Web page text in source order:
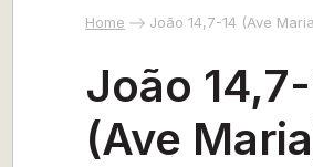
Home João 14,7-14 (Ave
João
(Ave